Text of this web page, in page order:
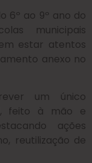
6º ao 9º ano do
municipais
estar atentos
anexo no
um único
feito à mão e
ações
reutilização de